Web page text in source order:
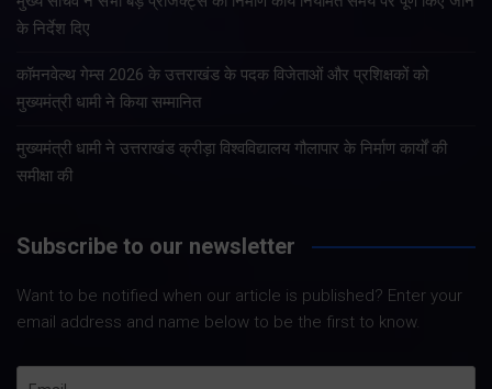
के निर्देश दिए
कॉमनवेल्थ गेम्स 2026 के उत्तराखंड के पदक विजेताओं और प्रशिक्षकों को
मुख्यमंत्री धामी ने किया सम्मानित
मुख्यमंत्री धामी ने उत्तराखंड क्रीड़ा विश्वविद्यालय गौलापार के निर्माण कार्यों की
समीक्षा की
Subscribe to our newsletter
Want to be notified when our article is published? Enter your
email address and name below to be the first to know.